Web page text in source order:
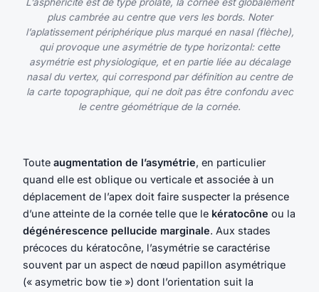
plus cambrée au centre que vers les bords. Noter
l’aplatissement périphérique plus marqué en nasal (flèche),
qui provoque une asymétrie de type horizontal: cette
asymétrie est physiologique, et en partie liée au décalage
nasal du vertex, qui correspond par définition au centre de
la carte topographique, qui ne doit pas être confondu avec
le centre géométrique de la cornée.
Toute augmentation de l’asymétrie, en particulier
quand elle est oblique ou verticale et associée à un
déplacement de l’apex doit faire suspecter la présence
d’une atteinte de la cornée telle que le kératocône ou la
dégénérescence pellucide marginale. Aux stades
précoces du kératocône, l’asymétrie se caractérise
souvent par un aspect de nœud papillon asymétrique
(« asymetric bow tie ») dont l’orientation suit la